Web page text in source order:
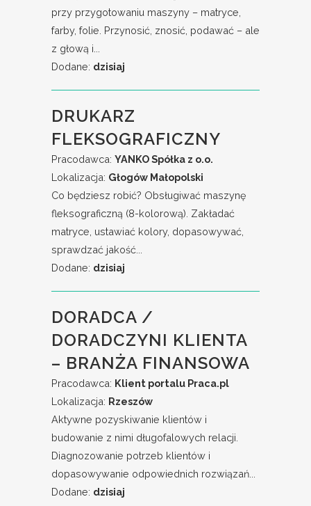
przy przygotowaniu maszyny – matryce,
farby, folie. Przynosić, znosić, podawać – ale
z głową i...
Dodane: dzisiaj
DRUKARZ
FLEKSOGRAFICZNY
Pracodawca: YANKO Spółka z o.o.
Lokalizacja: Głogów Małopolski
Co będziesz robić? Obsługiwać maszynę
fleksograficzną (8-kolorową). Zakładać
matryce, ustawiać kolory, dopasowywać,
sprawdzać jakość...
Dodane: dzisiaj
DORADCA /
DORADCZYNI KLIENTA
– BRANŻA FINANSOWA
Pracodawca: Klient portalu Praca.pl
Lokalizacja: Rzeszów
Aktywne pozyskiwanie klientów i
budowanie z nimi długofalowych relacji.
Diagnozowanie potrzeb klientów i
dopasowywanie odpowiednich rozwiązań...
Dodane: dzisiaj